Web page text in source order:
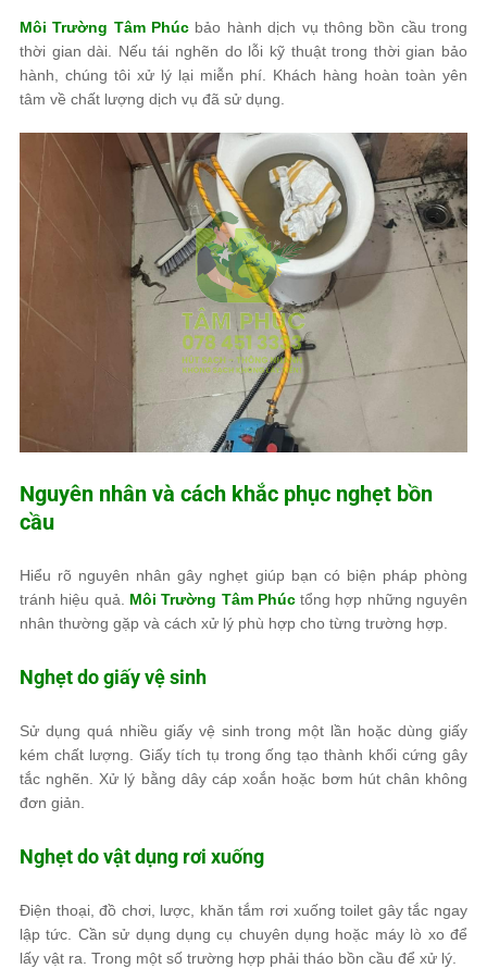
Môi Trường Tâm Phúc bảo hành dịch vụ thông bồn cầu trong
thời gian dài. Nếu tái nghẽn do lỗi kỹ thuật trong thời gian bảo
hành, chúng tôi xử lý lại miễn phí. Khách hàng hoàn toàn yên
tâm về chất lượng dịch vụ đã sử dụng.
Nguyên nhân và cách khắc phục nghẹt bồn
cầu
Hiểu rõ nguyên nhân gây nghẹt giúp bạn có biện pháp phòng
tránh hiệu quả. Môi Trường Tâm Phúctổng hợp những nguyên
nhân thường gặp và cách xử lý phù hợp cho từng trường hợp.
Nghẹt do giấy vệ sinh
Sử dụng quá nhiều giấy vệ sinh trong một lần hoặc dùng giấy
kém chất lượng. Giấy tích tụ trong ống tạo thành khối cứng gây
tắc nghẽn. Xử lý bằng dây cáp xoắn hoặc bơm hút chân không
đơn giản.
Nghẹt do vật dụng rơi xuống
Điện thoại, đồ chơi, lược, khăn tắm rơi xuống toilet gây tắc ngay
lập tức. Cần sử dụng dụng cụ chuyên dụng hoặc máy lò xo để
lấy vật ra. Trong một số trường hợp phải tháo bồn cầu để xử lý.